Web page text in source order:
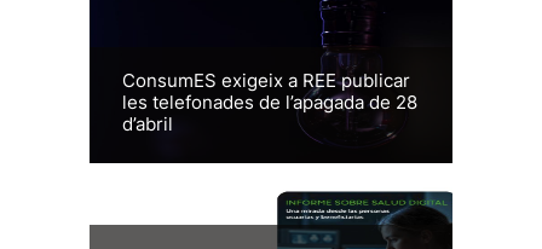
ConsumES exigeix a REE publicar
les telefonades de l’apagada de 28
d’abril